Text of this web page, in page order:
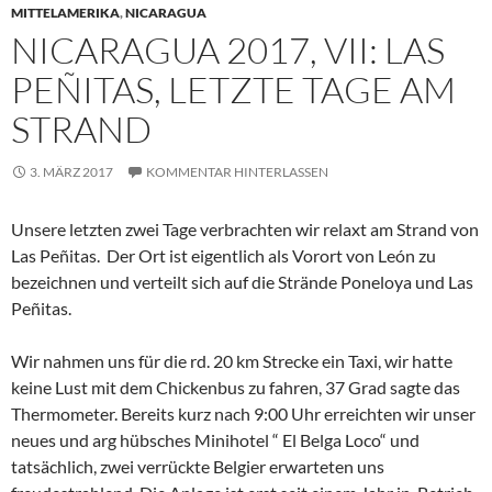
MITTELAMERIKA,NICARAGUA
NICARAGUA 2017, VII: LAS
PEÑITAS, LETZTE TAGE AM
STRAND
3. MÄRZ 2017 KOMMENTAR HINTERLASSEN
Unsere letzten zwei Tage verbrachten wir relaxt am Strand von
Las Peñitas. Der Ort ist eigentlich als Vorort von León zu
bezeichnen und verteilt sich auf die Strände Poneloya und Las
Peñitas.
Wir nahmen uns für die rd. 20 km Strecke ein Taxi, wir hatte
keine Lust mit dem Chickenbus zu fahren, 37 Grad sagte das
Thermometer. Bereits kurz nach 9:00 Uhr erreichten wir unser
neues und arg hübsches Minihotel “ El Belga Loco“ und
tatsächlich, zwei verrückte Belgier erwarteten uns